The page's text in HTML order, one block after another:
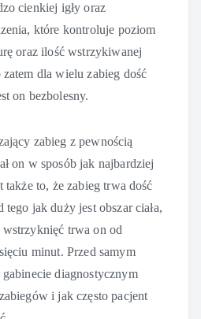
cienkiej igły oraz
które kontroluje poziom
oraz ilość wstrzykiwanej
dla wielu zabieg dość
on bezbolesny.
zabieg z pewnością
on w sposób jak najbardziej
to, że zabieg trwa dość
jak duży jest obszar ciała,
trwa on od
minut. Przed samym
diagnostycznym
i jak często pacjent